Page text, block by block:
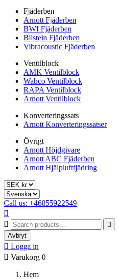
Fjäderben
Arnott Fjäderben
BWI Fjäderben
Bilstein Fjäderben
Vibracoustic Fjäderben
Ventilblock
AMK Ventilblock
Wabco Ventilblock
RAPA Ventilblock
Arnott Ventilblock
Konverteringssats
Arnott Konverteringssatser
Övrigt
Arnott Höjdgivare
Arnott ABC Fjäderben
Arnott Hjälpluftfjädring
Call us: +46855922549



Avbryt
 Logga in
 Varukorg 0
Hem